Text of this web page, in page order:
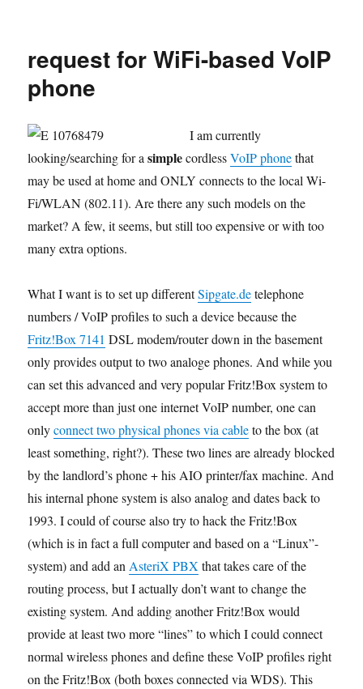
request for WiFi-based VoIP
phone
I am currently
looking/searching for asimplecordlessVoIP phonethat
may be used at home and ONLY connects to the local Wi-
Fi/WLAN (802.11). Are there any such models on the
market? A few, it seems, but still too expensive or with too
many extra options.
What I want is to set up differentSipgate.detelephone
numbers / VoIP profiles to such a device because the
Fritz!Box 7141 DSL modem/router down in the basement
only provides output to two analoge phones. And while you
can set this advanced and very popular Fritz!Box system to
accept more than just one internet VoIP number, one can
onlyconnect two physical phones via cableto the box (at
least something, right?). These two lines are already blocked
by the landlord’s phone + his AIO printer/fax machine. And
his internal phone system is also analog and dates back to
1993. I could of course also try to hack the Fritz!Box
(which is in fact a full computer and based on a “Linux”-
system) and add anAsteriX PBX that takes care of the
routing process, but I actually don’t want to change the
existing system. And adding another Fritz!Box would
provide at least two more “lines” to which I could connect
normal wireless phones and define these VoIP profiles right
on the Fritz!Box (both boxes connected via WDS). This